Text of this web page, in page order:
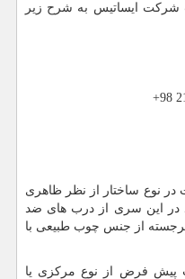
ایساتیس به شرح زیر
در نوع ساختار از نظر ظاهری
در این سری از درب های ضد
از جنس چوب طبیعی با
فرض از نوع مرکزی یا